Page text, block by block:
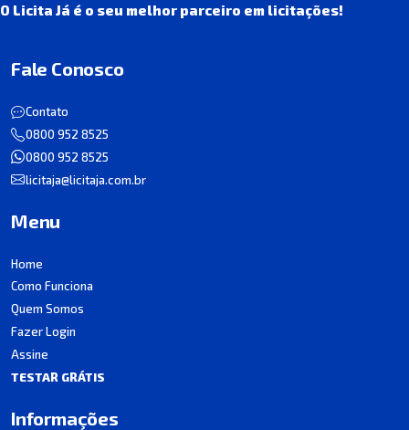
O Licita Já é o seu melhor parceiro em licitações!
Fale Conosco
Contato
0800 952 8525
0800 952 8525
licitaja@licitaja.com.br
Menu
Home
Como Funciona
Quem Somos
Fazer Login
Assine
TESTAR GRÁTIS
Informações